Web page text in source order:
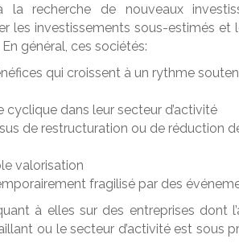
recherche de nouveaux
les investissements sous-estimés et
général, ces sociétés:
qui croissent à un rythme
cyclique dans leur secteur d’activité
de restructuration ou de réduction
valorisation
fragilisé par des
à elles sur des entreprises dont
ou le secteur d’activité est sous